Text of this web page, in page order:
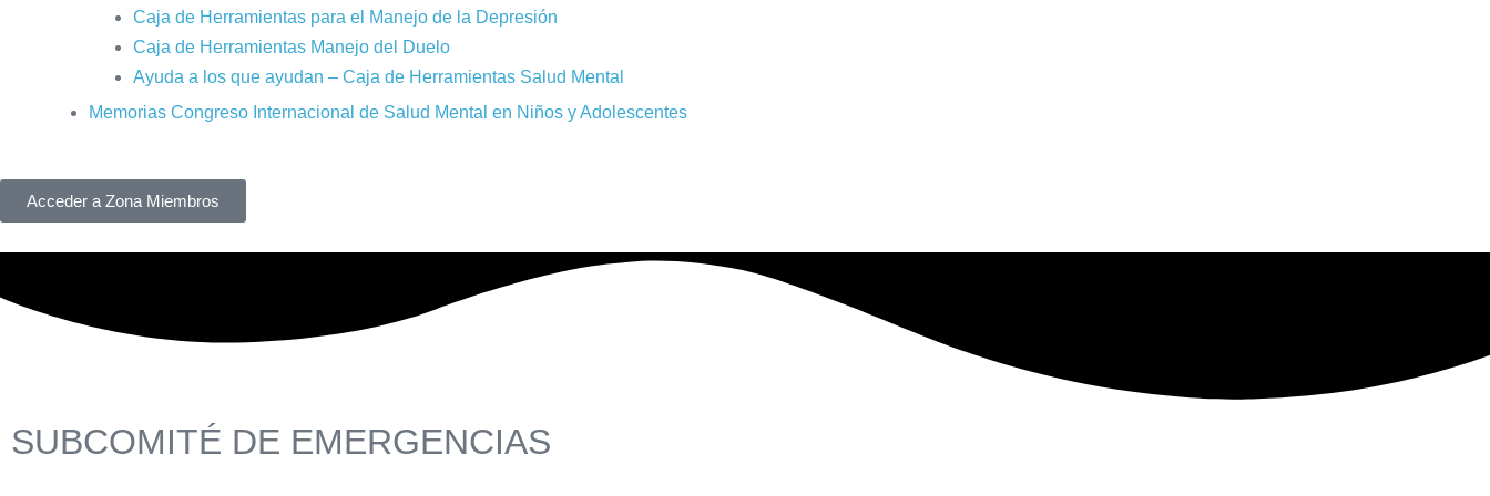
Caja de Herramientas para el Manejo de la Depresión
Caja de Herramientas Manejo del Duelo
Ayuda a los que ayudan – Caja de Herramientas Salud Mental
Memorias Congreso Internacional de Salud Mental en Niños y Adolescentes
Acceder a Zona Miembros
SUBCOMITÉ DE EMERGENCIAS